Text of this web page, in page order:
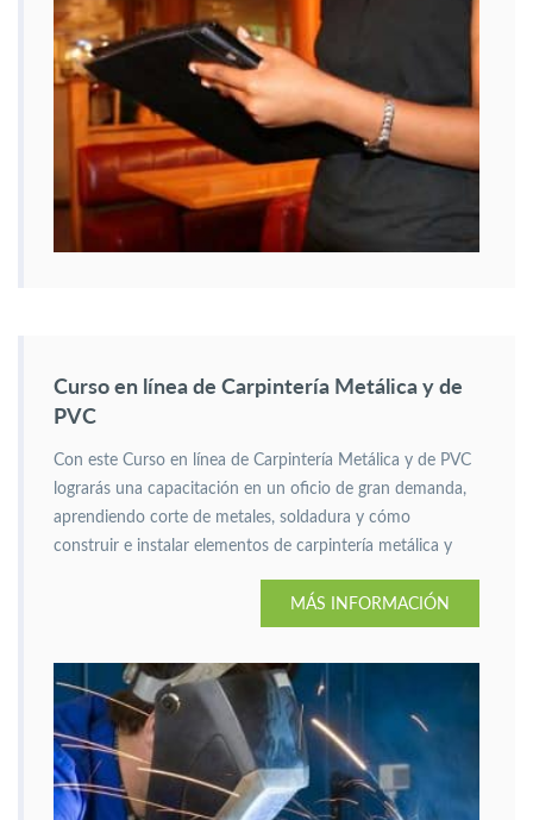
Curso en línea de Carpintería Metálica y de
PVC
Con este Curso en línea de Carpintería Metálica y de PVC
lograrás una capacitación en un oficio de gran demanda,
aprendiendo corte de metales, soldadura y cómo
construir e instalar elementos de carpintería metálica y
MÁS INFORMACIÓN